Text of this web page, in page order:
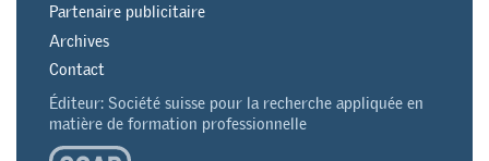
Partenaire publicitaire
Archives
Contact
Éditeur: Société suisse pour la recherche appliquée en
matière de formation professionnelle